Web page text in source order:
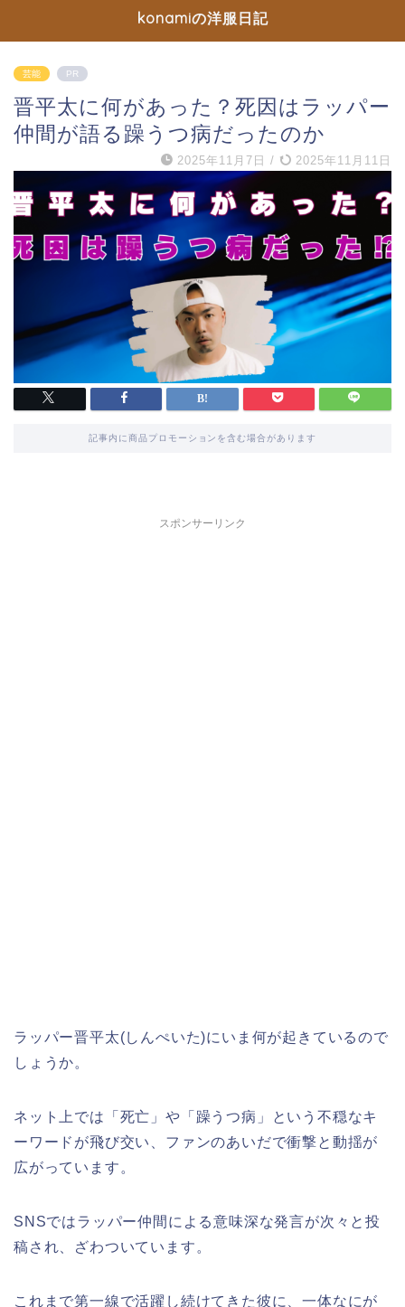
konamiの洋服日記
芸能 PR
晋平太に何があった？死因はラッパー
仲間が語る躁うつ病だったのか
2025年11月7日 / 2025年11月11日
記事内に商品プロモーションを含む場合があります
スポンサーリンク
ラッパー晋平太(しんぺいた)にいま何が起きているので
しょうか。
ネット上では「死亡」や「躁うつ病」という不穏なキ
ーワードが飛び交い、ファンのあいだで衝撃と動揺が
広がっています。
SNSではラッパー仲間による意味深な発言が次々と投
稿され、ざわついています。
これまで第一線で活躍し続けてきた彼に、一体なにが